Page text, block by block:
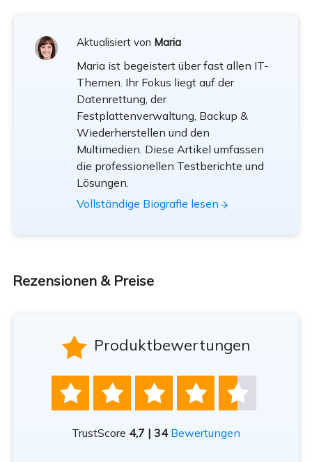
Aktualisiert von Maria
Maria ist begeistert über fast allen IT-
Themen. Ihr Fokus liegt auf der
Datenrettung, der
Festplattenverwaltung, Backup &
Wiederherstellen und den
Multimedien. Diese Artikel umfassen
die professionellen Testberichte und
Lösungen.
Vollständige Biografie lesen
Rezensionen & Preise
 Produktbewertungen
    
TrustScore 4,7 | 34 Bewertungen